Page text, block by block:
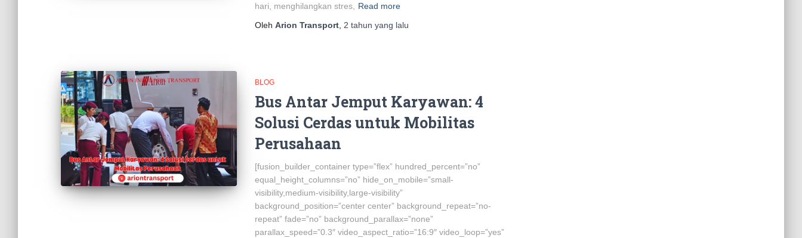
hari, menghilangkan stres,
Read more
Oleh Arion Transport 2 tahun yang lalu
BLOG
Bus Antar Jemput Karyawan: 4
Solusi Cerdas untuk Mobilitas
Perusahaan
[fusion_builder_container type=”flex” hundred_percent=”no”
equal_height_columns=”no” hide_on_mobile=”small-
visibility,medium-visibility,large-visibility”
background_position=”center center” background_repeat=”no-
repeat” fade=”no” background_parallax=”none”
parallax_speed=”0.3″ video_aspect_ratio=”16:9″ video_loop=”yes”